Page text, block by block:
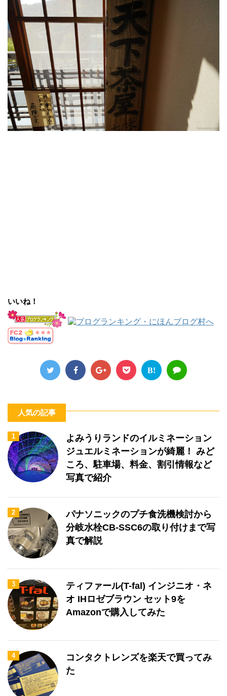
いいね！
B!
人気の記事
1
よみうりランドのイルミネーション
ジュエルミネーションが綺麗！ みど
ころ、駐車場、料金、割引情報など
写真で紹介
2
パナソニックのプチ食洗機検討から
分岐水栓CB-SSC6の取り付けまで写
真で解説
3
ティファール(T-fal) インジニオ・ネ
オ IHロゼブラウン セット9を
Amazonで購入してみた
4
コンタクトレンズを楽天で買ってみ
た